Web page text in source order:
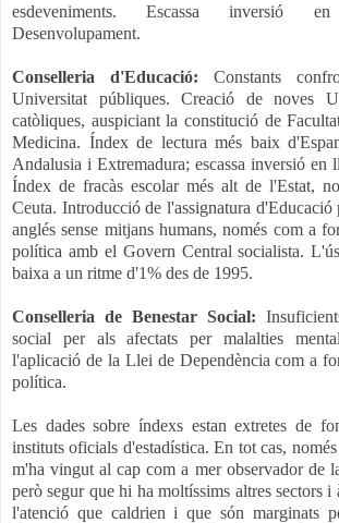
esdeveniments. Escassa inversió
Desenvolupament.
Conselleria d'Educació: Constants
Universitat públiques. Creació de noves
catòliques, auspiciant la constitució de
Medicina. Índex de lectura més baix
Andalusia i Extremadura; escassa inversió en
Índex de fracàs escolar més alt de l'Estat,
Ceuta. Introducció de l'assignatura d'Educació
anglés sense mitjans humans, només com a
política amb el Govern Central socialista.
baixa a un ritme d'1% des de 1995.
Conselleria de Benestar Social:
social per als afectats per malalties
l'aplicació de la Llei de Dependència com a
política.
Les dades sobre índexs estan extretes de
instituts oficials d'estadística. En tot cas,
m'ha vingut al cap com a mer observador de
però segur que hi ha moltíssims altres sectors i
l'atenció que caldrien i que són marginats